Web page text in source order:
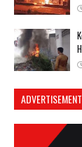
ADVERTISEMENT